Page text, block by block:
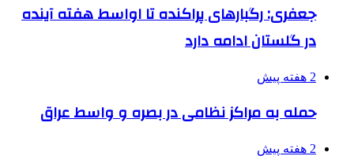
جعفری: رگبارهای پراکنده تا اواسط هفته آینده
در گلستان ادامه دارد
2 هفته پیش
حمله به مراکز نظامی در بصره و واسط عراق
2 هفته پیش